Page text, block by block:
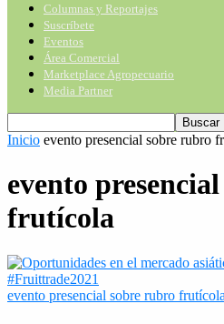
Columnas y Reportajes
Suscríbete
Eventos
Área Comercial
Marketplace Agropecuario
Media Partner
Inicio evento presencial sobre rubro
evento
frutícola
evento presencial sobre rubro frutícola